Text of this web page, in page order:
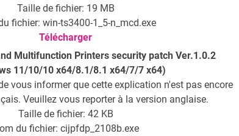
Taille de fichier: 19 MB
fichier: win-ts3400-1_5-n_mcd.exe
Télécharger
Multifunction Printers security patch Ver.1.0.2
11/10/10 x64/8.1/8.1 x64/7/7 x64)
vous informer que cette explication n'est pas encore
Veuillez vous reporter à la version anglaise.
Taille de fichier: 42 KB
du fichier: cijpfdp_2108b.exe